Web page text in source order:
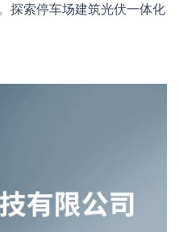
探索停车场建筑光伏一体化